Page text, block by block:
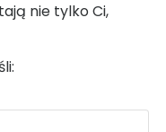
nie tylko Ci,